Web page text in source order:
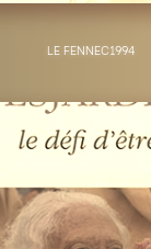
LE FENNEC1994